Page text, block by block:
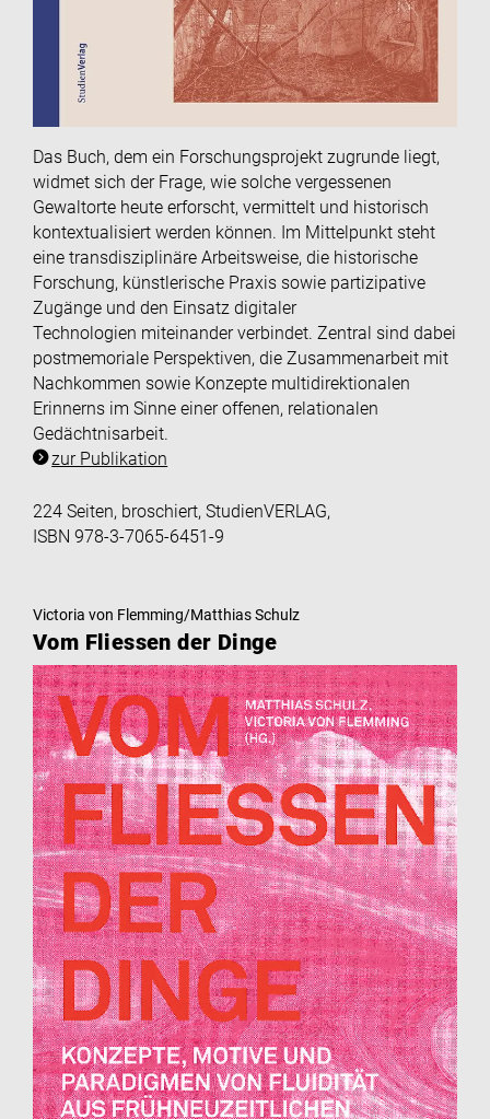
Das Buch, dem ein Forschungsprojekt zugrunde liegt,
widmet sich der Frage, wie solche vergessenen
Gewaltorte heute erforscht, vermittelt und historisch
kontextualisiert werden können. Im Mittelpunkt steht
eine transdisziplinäre Arbeitsweise, die historische
Forschung, künstlerische Praxis sowie partizipative
Zugänge und den Einsatz digitaler
Technologien miteinander verbindet. Zentral sind dabei
postmemoriale Perspektiven, die Zusammenarbeit mit
Nachkommen sowie Konzepte multidirektionalen
Erinnerns im Sinne einer offenen, relationalen
Gedächtnisarbeit.
zur Publikation
224 Seiten, broschiert, StudienVERLAG,
ISBN 978-3-7065-6451-9
Victoria von Flemming/Matthias Schulz
Vom Fliessen der Dinge